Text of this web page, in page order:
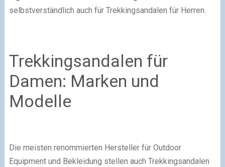
selbstverständlich auch für Trekkingsandalen für Herren.
Trekkingsandalen für
Damen: Marken und
Modelle
Die meisten renommierten Hersteller für Outdoor
Equipment und Bekleidung stellen auch Trekkingsandalen